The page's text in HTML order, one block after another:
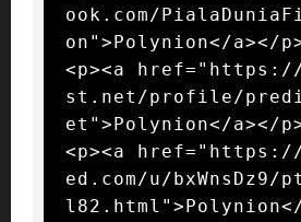
ook.com/
on">Polynion</a></
<p><a href="https://
st.net/profile/
et">Polynion</a></
<p><a href="https://
ed.com/u/